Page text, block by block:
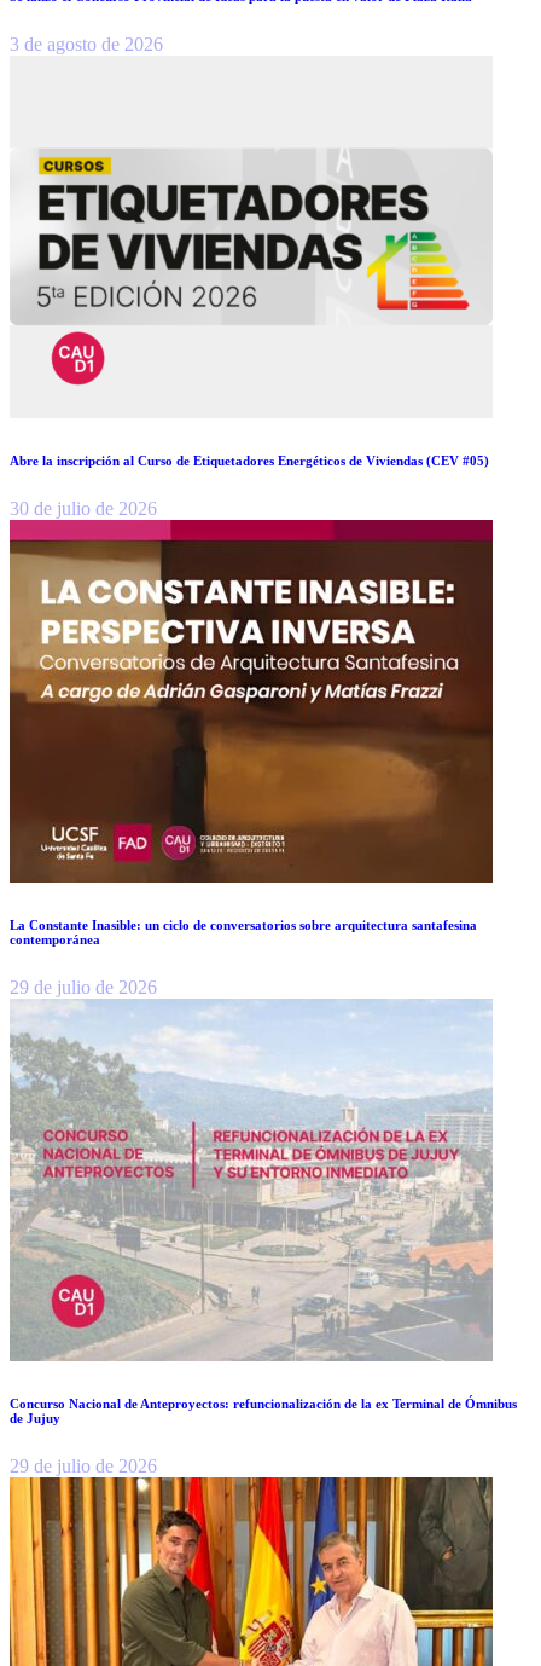
3 de agosto de 2026
Abre la inscripción al Curso de Etiquetadores Energéticos de Viviendas (CEV #05)
30 de julio de 2026
La Constante Inasible: un ciclo de conversatorios sobre arquitectura santafesina
contemporánea
29 de julio de 2026
Concurso Nacional de Anteproyectos: refuncionalización de la ex Terminal de Ómnibus
de Jujuy
29 de julio de 2026